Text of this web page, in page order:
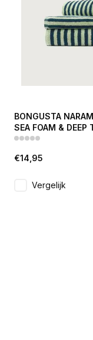
BONGUSTA
SEA FOAM &
€14,95
Vergelijk